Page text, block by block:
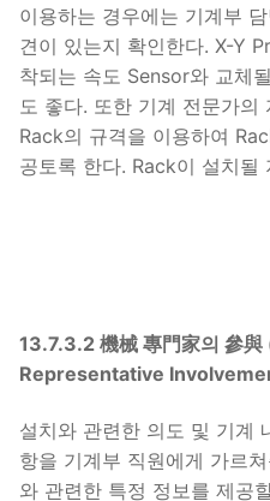
이용하는 경우에는 기계부
견이 있는지 확인한다. X-Y
착되는 속도 Sensor와 교체
도 좋다. 또한 기계 전문가의
Rack의 규격을 이용하여
공토록 한다. Rack이 설치될
13.7.3.2 機械 專門家의 參
Representative
설치와 관련한 의도 및 기계
항을 기계부 직원에게 가르
와 관련한 특정 정보를 제공